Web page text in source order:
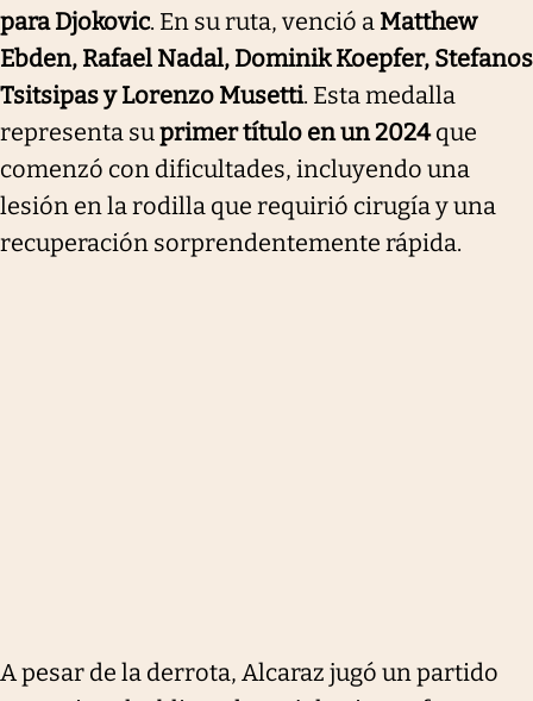
para Djokovic. En su ruta, venció a Matthew
Ebden, Rafael Nadal, Dominik Koepfer, Stefanos
Tsitsipas y Lorenzo Musetti. Esta medalla
representa suprimer título en un 2024que
comenzó con dificultades, incluyendo una
lesión en la rodilla que requirió cirugía y una
recuperación sorprendentemente rápida.
A pesar de la derrota, Alcaraz jugó un partido